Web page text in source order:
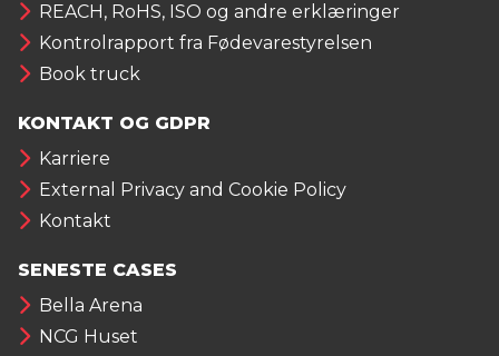
REACH, RoHS, ISO og andre erklæringer
Kontrolrapport fra Fødevarestyrelsen
Book truck
KONTAKT OG GDPR
Karriere
External Privacy and Cookie Policy
Kontakt
SENESTE CASES
Bella Arena
NCG Huset